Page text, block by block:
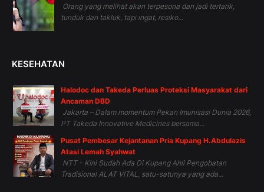
Orang yang melihat akan terpesona dan jadi tertarik,
tunduk dan takluk, tapi ingat, resiko...
KESEHATAN
Halodoc dan Takeda Perluas Proteksi Masyarakat dari
Ancaman DBD
Jakarta – Dalam momentum Pekan Imunisasi Dunia 2026,
PT Takeda Innovative Medicines bersama...
Pusat Pembesar Kejantanan Pria Kupang H.Abdulazis
Atasi Lemah Syahwat
NTT - Kini Sudah Ada Di Kupang Ahli Pengobatan
Tradisional ALAT VITAL, satu-satunya yang ada...